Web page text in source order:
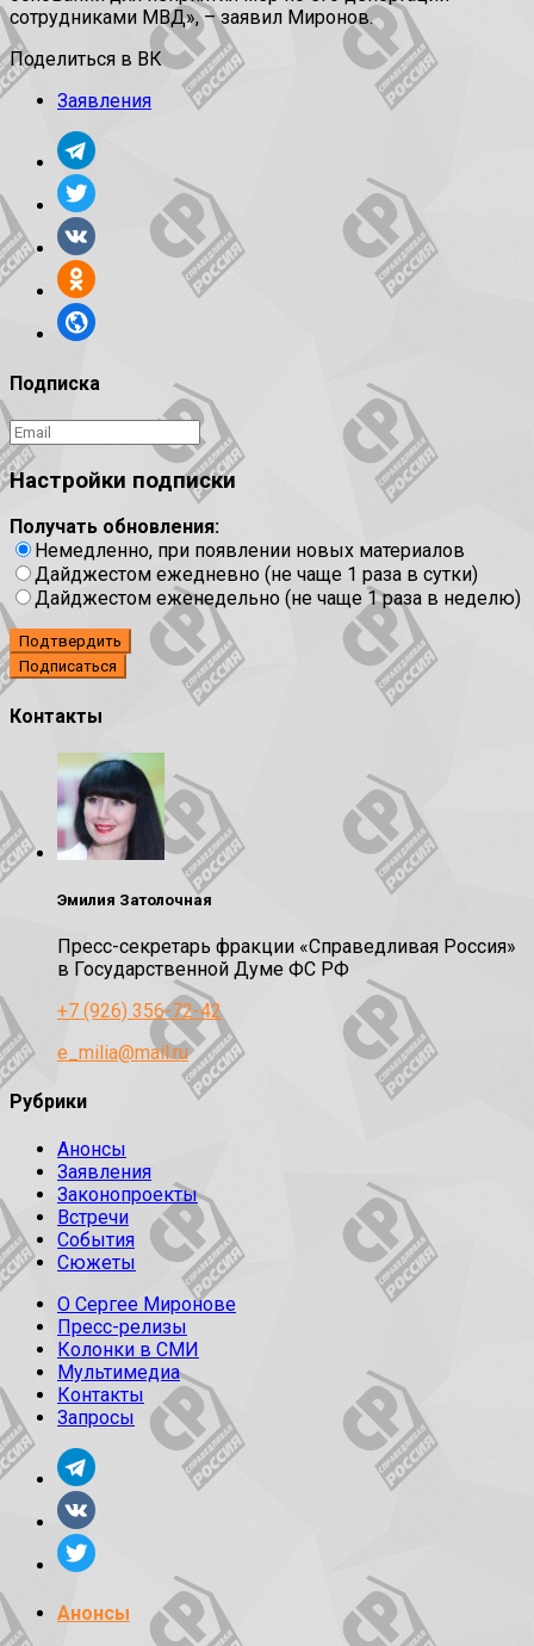
сотрудниками МВД», – заявил Миронов.
Поделиться в ВК
Заявления
Подписка
Настройки подписки
Получать обновления:
Немедленно, при появлении новых материалов
Дайджестом ежедневно (не чаще 1 раза в сутки)
Дайджестом еженедельно (не чаще 1 раза в неделю)
Подтвердить
Контакты
Эмилия Затолочная
Пресс-секретарь фракции «Справедливая Россия»
в Государственной Думе ФС РФ
+7 (926) 356-72-42
e_milia@mail.ru
Рубрики
Анонсы
Заявления
Законопроекты
Встречи
События
Сюжеты
О Сергее Миронове
Пресс-релизы
Колонки в СМИ
Мультимедиа
Контакты
Запросы
Анонсы